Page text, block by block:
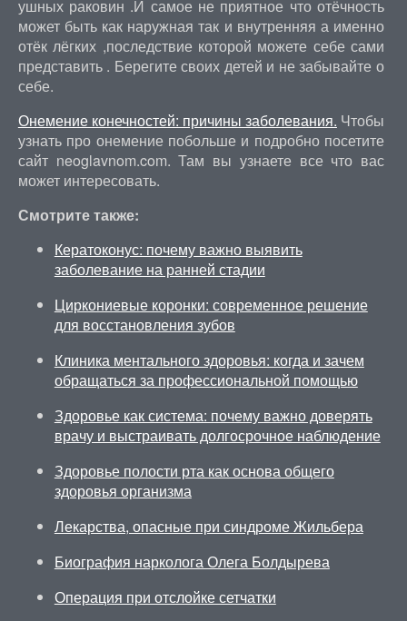
ушных раковин .И самое не приятное что отёчность
может быть как наружная так и внутренняя а именно
отёк лёгких ,последствие которой можете себе сами
представить . Берегите своих детей и не забывайте о
себе.
Онемение конечностей: причины заболевания. Чтобы
узнать про онемение побольше и подробно посетите
сайт neoglavnom.com. Там вы узнаете все что вас
может интересовать.
Смотрите также:
Кератоконус: почему важно выявить
заболевание на ранней стадии
Циркониевые коронки: современное решение
для восстановления зубов
Клиника ментального здоровья: когда и зачем
обращаться за профессиональной помощью
Здоровье как система: почему важно доверять
врачу и выстраивать долгосрочное наблюдение
Здоровье полости рта как основа общего
здоровья организма
Лекарства, опасные при синдроме Жильбера
Биография нарколога Олега Болдырева
Операция при отслойке сетчатки